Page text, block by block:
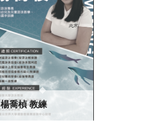
楊喬楨 教練